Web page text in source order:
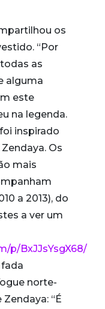
os
“Por
as
alguma
este
na legenda.
inspirado
Os
mais
a 2013), do
a ver um
p/BxJJsYsgX68/
norte-
“É